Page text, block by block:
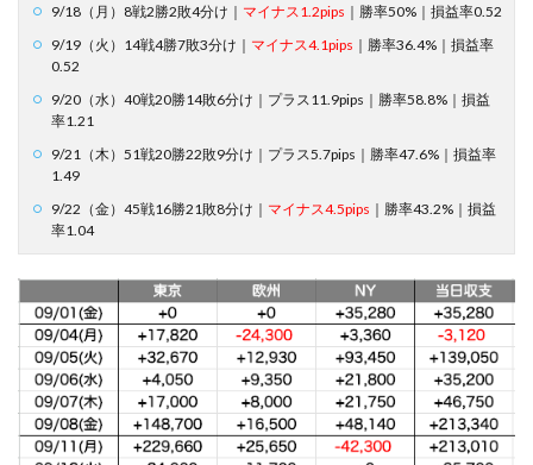
9/18（月）8戦2勝2敗4分け｜ マイナス1.2pips ｜勝率50%｜損益率0.52
9/19（火）14戦4勝7敗3分け｜ マイナス4.1pips ｜勝率36.4%｜損益率
0.52
9/20（水）40戦20勝14敗6分け｜プラス11.9pips｜勝率58.8%｜損益
率1.21
9/21（木）51戦20勝22敗9分け｜プラス5.7pips｜勝率47.6%｜損益率
1.49
9/22（金）45戦16勝21敗8分け｜ マイナス4.5pips ｜勝率43.2%｜損益
率1.04